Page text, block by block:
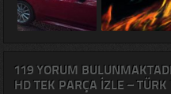
119 YORUM
HD TEK PARÇA IZLE –